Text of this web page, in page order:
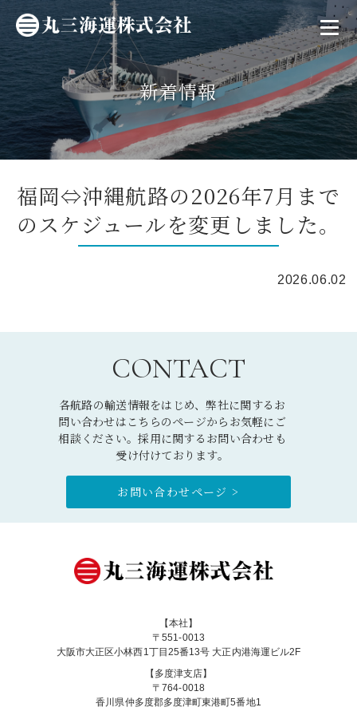
新着情報
福岡⇔沖縄航路の2026年7月まで
のスケジュールを変更しました。
2026.06.02
CONTACT
各航路の輸送情報をはじめ、弊社に関するお
問い合わせはこちらのページからお気軽にご
相談ください。採用に関するお問い合わせも
受け付けております。
お問い合わせページ >
【本社】
〒551-0013
大阪市大正区小林西1丁目25番13号 大正内港海運ビル2F
【多度津支店】
〒764-0018
香川県仲多度郡多度津町東港町5番地1